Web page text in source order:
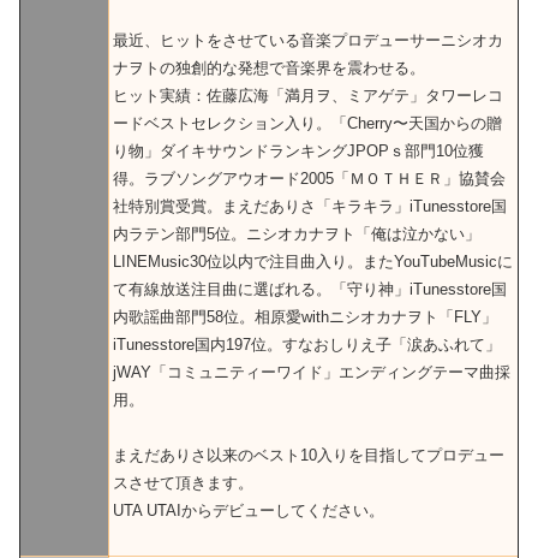
最近、ヒットをさせている音楽プロデューサーニシオカ
ナヲトの独創的な発想で音楽界を震わせる。
ヒット実績：佐藤広海「満月ヲ、ミアゲテ」タワーレコ
ードベストセレクション入り。「Cherry〜天国からの贈
り物」ダイキサウンドランキングJPOPｓ部門10位獲
得。ラブソングアウオード2005「ＭＯＴＨＥＲ」協賛会
社特別賞受賞。まえだありさ「キラキラ」iTunesstore国
内ラテン部門5位。ニシオカナヲト「俺は泣かない」
LINEMusic30位以内で注目曲入り。またYouTubeMusicに
て有線放送注目曲に選ばれる。「守り神」iTunesstore国
内歌謡曲部門58位。相原愛withニシオカナヲト「FLY」
iTunesstore国内197位。すなおしりえ子「涙あふれて」
jWAY「コミュニティーワイド」エンディングテーマ曲採
用。
まえだありさ以来のベスト10入りを目指してプロデュー
スさせて頂きます。
UTA UTAIからデビューしてください。